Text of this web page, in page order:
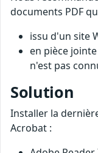
documents PDF
issu d'un site
en pièce
n'est pas
Solution
Installer la
Acrobat :